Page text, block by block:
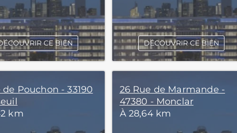
CE BIEN DÉCOUVRIR CE BIEN
de Pouchon - 33190
km
26 Rue de Marmande -
47380 - Monclar
À 28,64 km